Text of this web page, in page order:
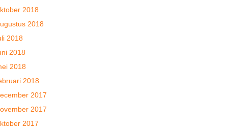
2018
2018
2018
2018
2018
2018
2017
2017
2017